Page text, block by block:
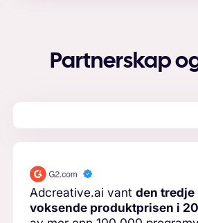
Partnerskap
Adcreative.ai vantden
voksende produktprisen i